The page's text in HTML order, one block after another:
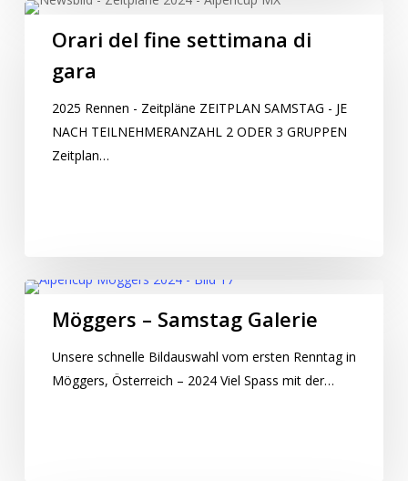
Orari
settimana
Orari del fine settimana di
gara
2025 Rennen - Zeitpläne ZEITPLAN SAMSTAG - JE
NACH TEILNEHMERANZAHL 2 ODER 3 GRUPPEN
Zeitplan…
Möggers – Samstag Galerie
Unsere schnelle Bildauswahl vom ersten Renntag in
Möggers, Österreich – 2024 Viel Spass mit der…